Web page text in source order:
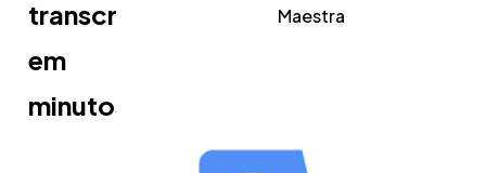
transcrições
em
minutos
Maestra